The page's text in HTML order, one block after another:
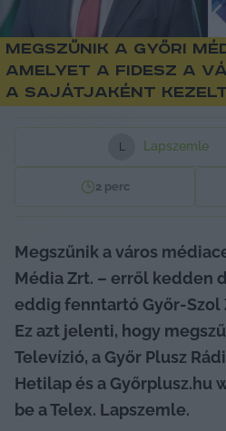
Megszűnik a győri
amelyet a Fidesz a
a sajátjaként
L Lapszemle
2perc
Megszűnik a város
Média Zrt. – erről kedden
eddig fenntartó Győr-Szol
Ez azt jelenti, hogy
Televízió, a Győr Plusz
Hetilap és a Győrplusz.hu
be a Telex. Lapszemle.